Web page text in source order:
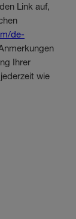
Link auf,
de-
Ihrer
wie